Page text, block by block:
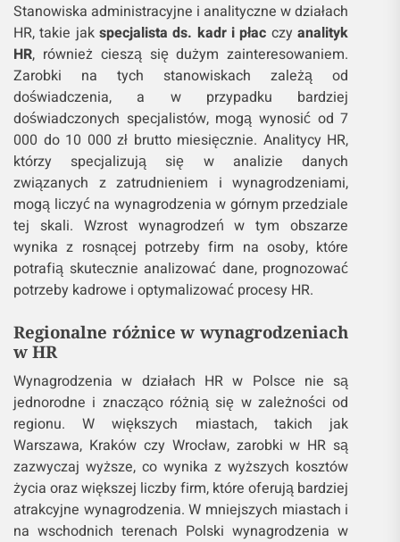
Stanowiska administracyjne i analityczne w działach
HR, takie jakspecjalista ds. kadr i płac czyanalityk
HR, również cieszą się dużym zainteresowaniem.
Zarobki na tych stanowiskach zależą od
doświadczenia, a w przypadku bardziej
doświadczonych specjalistów, mogą wynosić od 7
000 do 10 000 zł brutto miesięcznie. Analitycy HR,
którzy specjalizują się w analizie danych
związanych z zatrudnieniem i wynagrodzeniami,
mogą liczyć na wynagrodzenia w górnym przedziale
tej skali. Wzrost wynagrodzeń w tym obszarze
wynika z rosnącej potrzeby firm na osoby, które
potrafią skutecznie analizować dane, prognozować
potrzeby kadrowe i optymalizować procesy HR.
Regionalne różnice w wynagrodzeniach
w HR
Wynagrodzenia w działach HR w Polsce nie są
jednorodne i znacząco różnią się w zależności od
regionu. W większych miastach, takich jak
Warszawa, Kraków czy Wrocław, zarobki w HR są
zazwyczaj wyższe, co wynika z wyższych kosztów
życia oraz większej liczby firm, które oferują bardziej
atrakcyjne wynagrodzenia. W mniejszych miastach i
na wschodnich terenach Polski wynagrodzenia w